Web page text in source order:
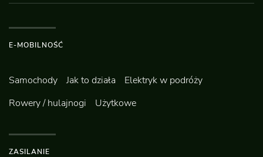
E-MOBILNOŚĆ
Samochody Jak to działa
Elektryk w podróży
Rowery / hulajnogi
Użytkowe
ZASILANIE